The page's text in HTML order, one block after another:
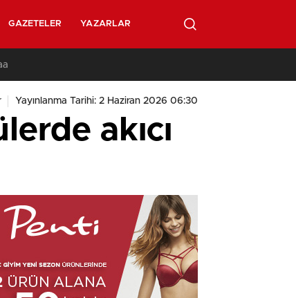
GAZETELER YAZARLAR
Yayınlanma Tarihi: 2 Haziran 2026 06:30
akıcı